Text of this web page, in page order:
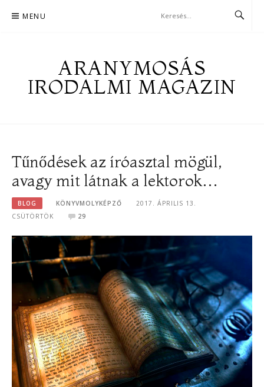
MENU
ARANYMOSÁS
IRODALMI MAGAZIN
Tűnődések az íróasztal mögül,
avagy mit látnak a lektorok…
BLOG KÖNYVMOLYKÉPZŐ
2017. ÁPRILIS 13.
CSÜTÖRTÖK
29